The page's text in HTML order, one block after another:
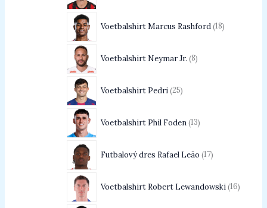
Voetbalshirt Marcus Rashford 18
Voetbalshirt Neymar Jr. 8
Voetbalshirt Pedri 25
Voetbalshirt Phil Foden 13
Futbalový dres Rafael Leão 17
Voetbalshirt Robert Lewandowski 16